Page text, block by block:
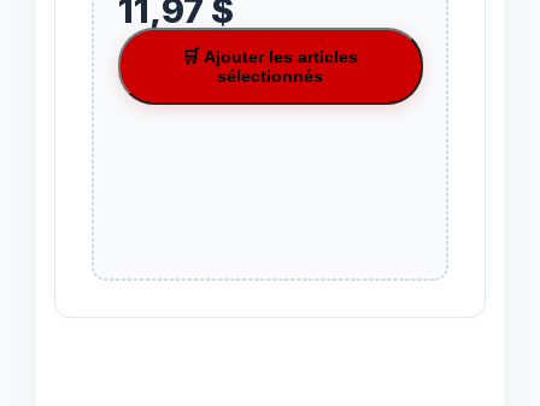
11,97 $
🛒 Ajouter les articles
sélectionnés